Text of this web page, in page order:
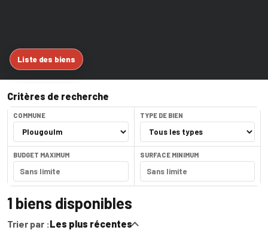
Critères de recherche
COMMUNE TYPE DE BIEN
BUDGET MAXIMUM SURFACE MINIMUM
1 biens disponibles
Trier par :Les plus récentes
Liste des biens